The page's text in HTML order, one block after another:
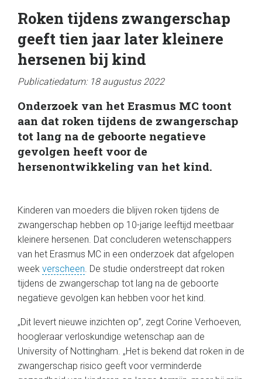
Roken tijdens zwangerschap
geeft tien jaar later kleinere
hersenen bij kind
Publicatiedatum: 18 augustus 2022
Onderzoek van het Erasmus MC toont
aan dat roken tijdens de zwangerschap
tot lang na de geboorte negatieve
gevolgen heeft voor de
hersenontwikkeling van het kind.
Kinderen van moeders die blijven roken tijdens de
zwangerschap hebben op 10-jarige leeftijd meetbaar
kleinere hersenen. Dat concluderen wetenschappers
van het Erasmus MC in een onderzoek dat afgelopen
week verscheen. De studie onderstreept dat roken
tijdens de zwangerschap tot lang na de geboorte
negatieve gevolgen kan hebben voor het kind.
„Dit levert nieuwe inzichten op”, zegt Corine Verhoeven,
hoogleraar verloskundige wetenschap aan de
University of Nottingham. „Het is bekend dat roken in de
zwangerschap risico geeft voor verminderde